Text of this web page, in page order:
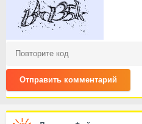
Отправить комментарий